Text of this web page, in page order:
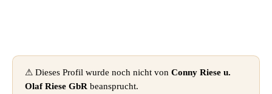
⚠ Dieses Profil wurde noch nicht von Conny Riese u.
Olaf Riese GbR beansprucht.